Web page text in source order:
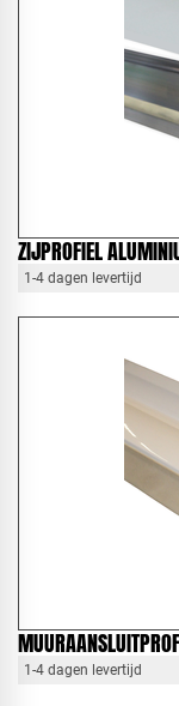
ZIJPROFIEL
1-4 dagen levertijd
1-4 dagen levertijd